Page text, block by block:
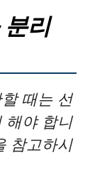
리
때는 선
해야 합니
참고하시